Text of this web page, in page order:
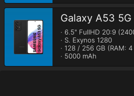
Galaxy A53 5G
· 6.5" FullHD 20:9
· S. Exynos 1280
· 128 / 256 GB (RAM:
· 5000 mAh